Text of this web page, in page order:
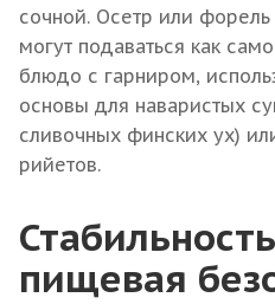
сочной. Осетр или форель
могут подаваться как
блюдо с гарниром,
основы для наваристых
сливочных финских ух)
рийетов.
пищевая